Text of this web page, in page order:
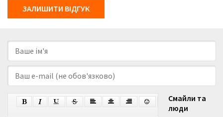
ЗАЛИШИТИ ВІДГУК
Смайли та
люди